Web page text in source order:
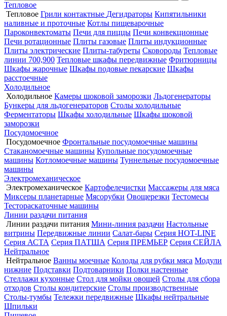
Тепловое
Тепловое Грили контактные Дегидраторы Кипятильники
наливные и проточные Котлы пищеварочные
Пароконвектоматы Печи для пиццы Печи конвекционные
Печи ротационные Плиты газовые Плиты индукционные
Плиты электрические Плиты-табуреты Сковороды Тепловые
линии 700,900 Тепловые шкафы передвижные Фритюрницы
Шкафы жарочные Шкафы подовые пекарские Шкафы
расстоечные
Холодильное
Холодильное Камеры шоковой заморозки Льдогенераторы
Бункеры для льдогенераторов Столы холодильные
Ферментаторы Шкафы холодильные Шкафы шоковой
заморозки
Посудомоечное
Посудомоечное Фронтальные посудомоечные машины
Стаканомоечные машины Купольные посудомоечные
машины Котломоечные машины Туннельные посудомоечные
машины
Электромеханическое
Электромеханическое Картофелечистки Массажеры для мяса
Миксеры планетарные Мясорубки Овощерезки Тестомесы
Тестораскаточные машины
Линии раздачи питания
Линии раздачи питания Мини-линия раздачи Настольные
витрины Передвижные линии Салат-бары Серия HOT-LINE
Серия АСТА Серия ПАТША Серия ПРЕМЬЕР Серия СЕЙЛА
Нейтральное
Нейтральное Ванны моечные Колоды для рубки мяса Модули
нижние Подставки Подтоварники Полки настенные
Стеллажи кухонные Стол для мойки овощей Столы для сбора
отходов Столы кондитерские Столы производственные
Столы-тумбы Тележки передвижные Шкафы нейтральные
Шпильки